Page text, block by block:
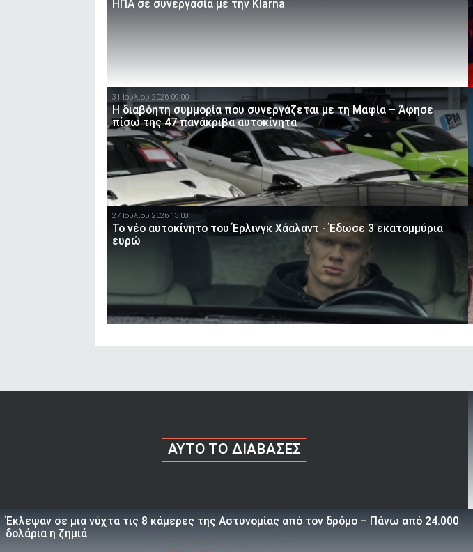
ΗΠΑ σε συνεργασία με την Klarna
31 Ιουλίου 2026 09:00
Η διαβόητη συμμορία που συνεργάζεται με τη Μαφία – Άφησε
πίσω της 47 πανάκριβα αυτοκίνητα
27 Ιουλίου 2026 13:03
Το νέο αυτοκίνητο του Έρλινγκ Χάαλαντ - Έδωσε 3 εκατομμύρια
ευρώ
AYTO TO ΔΙΑΒΑΣΕΣ
Έκλεψαν σε μια νύχτα τις 8 κάμερες της Αστυνομίας από τον δρόμο – Πάνω από 24.000
δολάρια η ζημιά